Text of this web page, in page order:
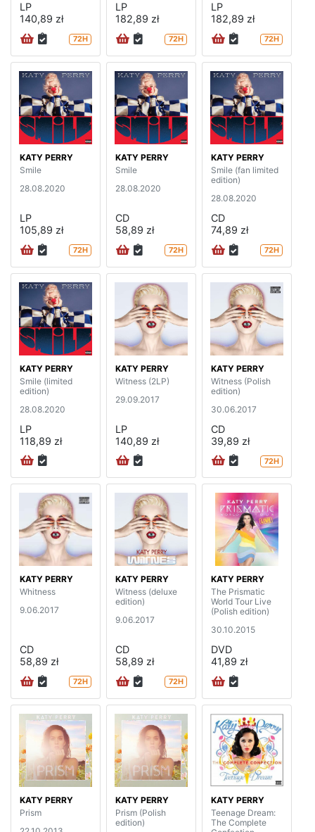
LP
140,89 zł
72H
LP
182,89 zł
72H
LP
182,89 zł
72H
KATY PERRY
Smile
28.08.2020
LP
105,89 zł
72H
KATY PERRY
Smile
28.08.2020
CD
58,89 zł
72H
KATY PERRY
Smile (fan limited
edition)
28.08.2020
CD
74,89 zł
72H
KATY PERRY
Smile (limited
edition)
28.08.2020
LP
118,89 zł
KATY PERRY
Witness (2LP)
29.09.2017
LP
140,89 zł
KATY PERRY
Witness (Polish
edition)
30.06.2017
CD
39,89 zł
72H
KATY PERRY
Whitness
9.06.2017
CD
58,89 zł
72H
KATY PERRY
Witness (deluxe
edition)
9.06.2017
CD
58,89 zł
72H
KATY PERRY
The Prismatic
World Tour Live
(Polish edition)
30.10.2015
DVD
41,89 zł
KATY PERRY
Prism
KATY PERRY
Prism (Polish
edition)
KATY PERRY
Teenage Dream:
The Complete